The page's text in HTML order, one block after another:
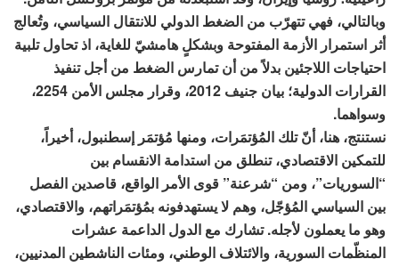
وبالتالي، فهي تتهرّب من الضغط الدولي للانتقال السياسي، وتُعالج
أثر استمرار الأزمة المفتوحة وبشكلٍ هامشيّ للغاية، اذ تحاول تلبية
احتياجات اللاجئين بدلاً من أن تمارس الضغط من أجل تنفيذ
القرارات الدولية؛ بيان جنيف 2012، وقرار مجلس الأمن 2254،
وسواهما.
نستنتج، هنا، أنّ تلك المُؤتمَرات، ومنها مُؤتمَر إسطنبول، أخيراً،
للتمكين الاقتصادي، تنطلق من استدامة الانقسام بين
“السوريات”، ومن “شرعنة” قوى الأمر الواقع، قاصدين الفصل
بين السياسي المُؤجّل، وهم لا يستهدفونه بمُؤتمَراتهم، والاقتصادي،
وهو ما يعملون لأجله. تشارك مع الدول الداعمة عشرات
المنظّمات السورية، والائتلاف الوطني، ومئات الناشطين المدنيين،